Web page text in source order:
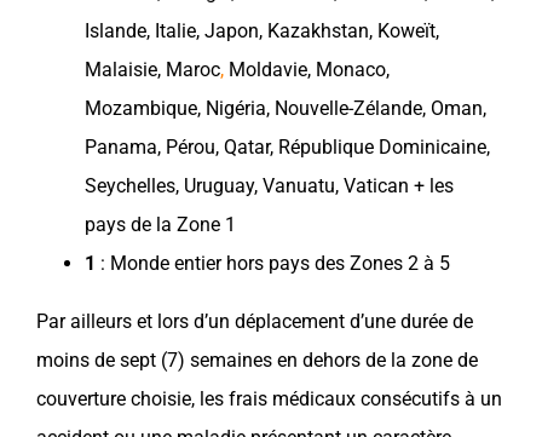
Islande, Italie, Japon, Kazakhstan, Koweït,
Malaisie, Maroc, Moldavie, Monaco,
Mozambique, Nigéria, Nouvelle-Zélande, Oman,
Panama, Pérou, Qatar, République Dominicaine,
Seychelles, Uruguay, Vanuatu, Vatican + les
pays de la Zone 1
1 : Monde entier hors pays des Zones 2 à 5
Par ailleurs et lors d’un déplacement d’une durée de
moins de sept (7) semaines en dehors de la zone de
couverture choisie, les frais médicaux consécutifs à un